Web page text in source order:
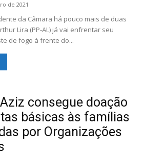
de 2021
da Câmara há pouco mais de duas
Lira (PP-AL) já vai enfrentar seu
de fogo à frente do...
consegue doação
básicas às famílias
por Organizações